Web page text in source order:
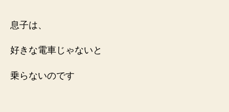
息子は、
好きな電車じゃないと
乗らないのです